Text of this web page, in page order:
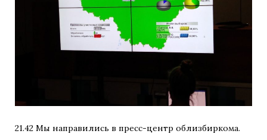
21.42 Мы направились в пресс-центр облизбиркома.